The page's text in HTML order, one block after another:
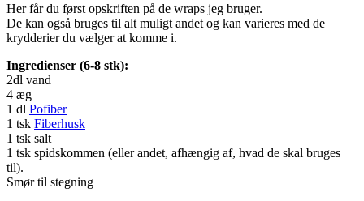
Her får du først opskriften på de wraps jeg bruger.
De kan også bruges til alt muligt andet og kan varieres med de
krydderier du vælger at komme i.
Ingredienser (6-8 stk):
2dl vand
4 æg
1 dl Pofiber
1 tsk Fiberhusk
1 tsk salt
1 tsk spidskommen (eller andet, afhængig af, hvad de skal bruges
til).
Smør til stegning